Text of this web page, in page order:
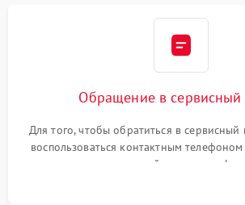
Обращение в сервисный
Для того, чтобы обратиться в
воспользоваться контактным
или оставить свой номер